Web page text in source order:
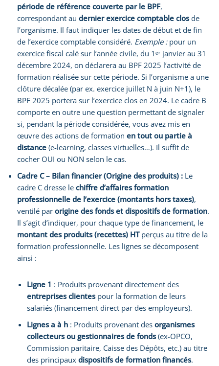
période de référence couverte par le BPF,
correspondant au dernier exercice comptable closde
l’organisme. Il faut indiquer les dates de début et de fin
de l’exercice comptable considéré. Exemple :pour un
exercice fiscal calé sur l’année civile, du 1ᵉʳ janvier au 31
décembre 2024, on déclarera au BPF 2025 l’activité de
formation réalisée sur cette période. Si l’organisme a une
clôture décalée (par ex. exercice juillet N à juin N+1), le
BPF 2025 portera sur l’exercice clos en 2024. Le cadre B
comporte en outre une question permettant de signaler
si, pendant la période considérée, vous avez mis en
œuvre des actions de formation en tout ou partie à
distance (e-learning, classes virtuelles…). Il suffit de
cocher OUI ou NON selon le cas.
Cadre C – Bilan financier (Origine des produits) : Le
cadre C dresse le chiffre d’affaires formation
professionnelle de l’exercice (montants hors taxes),
ventilé par origine des fonds et dispositifs de formation.
Il s’agit d’indiquer, pour chaque type de financement, le
montant des produits (recettes) HTperçus au titre de la
formation professionnelle. Les lignes se décomposent
ainsi :
Ligne 1 : Produits provenant directement des
entreprises clientespour la formation de leurs
salariés (financement direct par des employeurs).
Lignes a à h : Produits provenant des organismes
collecteurs ou gestionnaires de fonds(ex-OPCO,
Commission paritaire, Caisse des Dépôts, etc.) au titre
des principaux dispositifs de formation financés.